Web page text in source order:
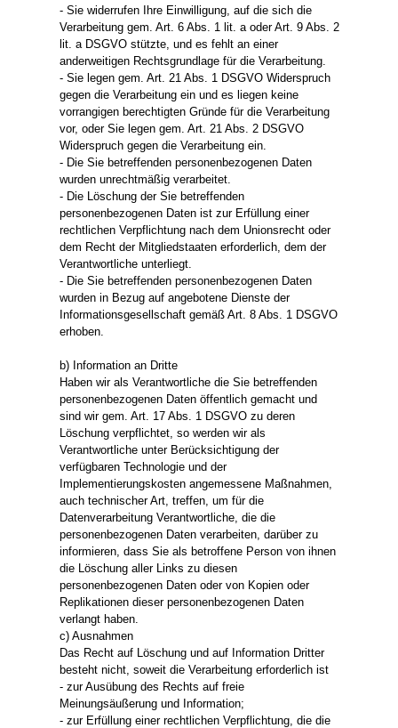
- Sie widerrufen Ihre Einwilligung, auf die sich die
Verarbeitung gem. Art. 6 Abs. 1 lit. a oder Art. 9 Abs. 2
lit. a DSGVO stützte, und es fehlt an einer
anderweitigen Rechtsgrundlage für die Verarbeitung.
- Sie legen gem. Art. 21 Abs. 1 DSGVO Widerspruch
gegen die Verarbeitung ein und es liegen keine
vorrangigen berechtigten Gründe für die Verarbeitung
vor, oder Sie legen gem. Art. 21 Abs. 2 DSGVO
Widerspruch gegen die Verarbeitung ein.
- Die Sie betreffenden personenbezogenen Daten
wurden unrechtmäßig verarbeitet.
- Die Löschung der Sie betreffenden
personenbezogenen Daten ist zur Erfüllung einer
rechtlichen Verpflichtung nach dem Unionsrecht oder
dem Recht der Mitgliedstaaten erforderlich, dem der
Verantwortliche unterliegt.
- Die Sie betreffenden personenbezogenen Daten
wurden in Bezug auf angebotene Dienste der
Informationsgesellschaft gemäß Art. 8 Abs. 1 DSGVO
erhoben.
b) Information an Dritte
Haben wir als Verantwortliche die Sie betreffenden
personenbezogenen Daten öffentlich gemacht und
sind wir gem. Art. 17 Abs. 1 DSGVO zu deren
Löschung verpflichtet, so werden wir als
Verantwortliche unter Berücksichtigung der
verfügbaren Technologie und der
Implementierungskosten angemessene Maßnahmen,
auch technischer Art, treffen, um für die
Datenverarbeitung Verantwortliche, die die
personenbezogenen Daten verarbeiten, darüber zu
informieren, dass Sie als betroffene Person von ihnen
die Löschung aller Links zu diesen
personenbezogenen Daten oder von Kopien oder
Replikationen dieser personenbezogenen Daten
verlangt haben.
c) Ausnahmen
Das Recht auf Löschung und auf Information Dritter
besteht nicht, soweit die Verarbeitung erforderlich ist
- zur Ausübung des Rechts auf freie
Meinungsäußerung und Information;
- zur Erfüllung einer rechtlichen Verpflichtung, die die